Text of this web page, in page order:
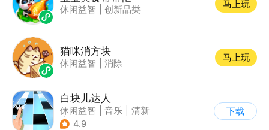
休闲益智 创新品类
马上玩
猫咪消方块
休闲益智 消除
马上玩
白块儿达人
休闲益智 音乐
清新
| 多比特
4.9
下载